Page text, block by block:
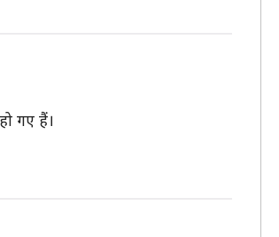
गए हैं।